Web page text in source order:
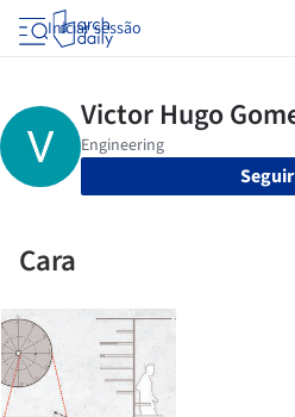
Iniciar sessão
Seguir
Cara